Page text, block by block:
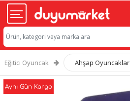
Eğitici Oyuncak Ahşap Oyuncaklar
Aynı Gün Kargo